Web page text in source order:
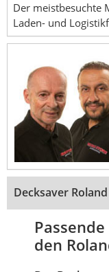
Der meistbesuchte
Laden- und
Decksaver
den